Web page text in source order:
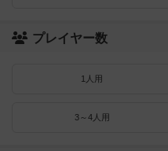
プレイヤー数
1人用
3～4人用